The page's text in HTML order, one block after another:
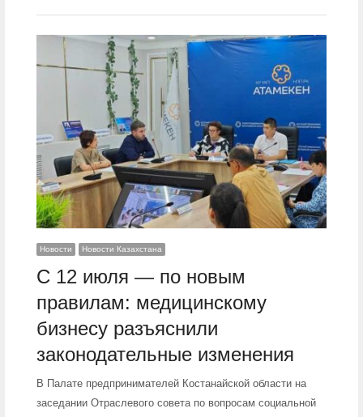
Новости Новости Казахстана
С 12 июля — по новым
правилам: медицинскому
бизнесу разъяснили
законодательные изменения
В Палате предпринимателей Костанайской области на
заседании Отраслевого совета по вопросам социальной